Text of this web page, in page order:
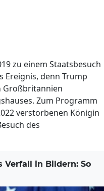
zu einem Staatsbesuch
Ereignis, denn Trump
Großbritannien
Zum Programm
verstorbenen Königin
des
Verfall in Bildern: So